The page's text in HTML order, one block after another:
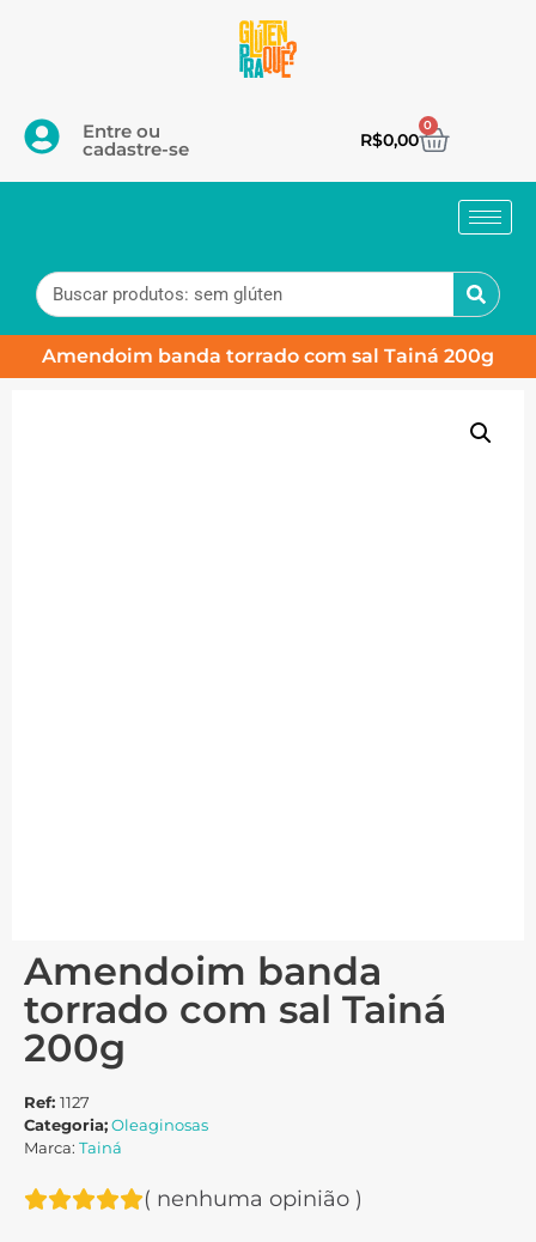
Entre ou
cadastre-se R$0,00
0
Amendoim banda torrado com sal Tainá 200g
Amendoim banda
torrado com sal Tainá
200g
Ref: 1127
Categoria;Oleaginosas
Marca: Tainá
( nenhuma opinião )